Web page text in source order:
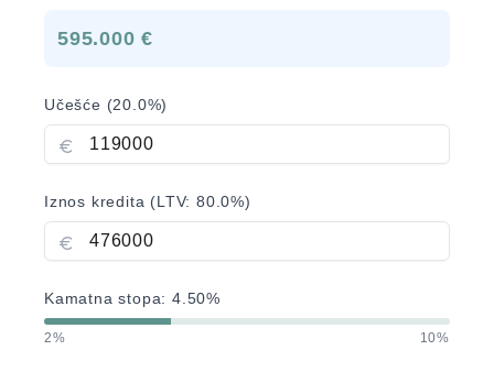
595.000 €
Učešće (20.0%)
Iznos kredita (LTV:80.0%)
Kamatna stopa:4.50%
2% 10%